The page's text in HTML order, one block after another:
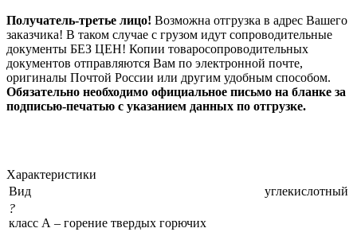
Получатель-третье лицо! Возможна отгрузка в адрес Вашего
заказчика! В таком случае с грузом идут сопроводительные
документы БЕЗ ЦЕН! Копии товаросопроводительных
документов отправляются Вам по электронной почте,
оригиналы Почтой России или другим удобным способом.
Обязательно необходимо официальное письмо на бланке за
подписью-печатью с указанием данных по отгрузке.
Характеристики
Вид
углекислотный
?
класс А – горение твердых горючих